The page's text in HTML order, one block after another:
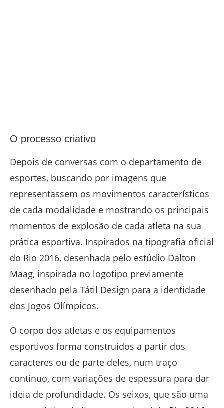
O processo criativo
Depois de conversas com o departamento de
esportes, buscando por imagens que
representassem os movimentos característicos
de cada modalidade e mostrando os principais
momentos de explosão de cada atleta na sua
prática esportiva. Inspirados na tipografia oficial
do Rio 2016, desenhada pelo estúdio Dalton
Maag, inspirada no logotipo previamente
desenhado pela Tátil Design para a identidade
dos Jogos Olímpicos.
O corpo dos atletas e os equipamentos
esportivos forma construídos a partir dos
caracteres ou de parte deles, num traço
contínuo, com variações de espessura para dar
ideia de profundidade. Os seixos, que são uma